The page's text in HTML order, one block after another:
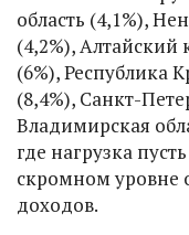
область (4,1%),
(4,2%),
(6%), Республика
(8,4%), Санкт-
Владимирская
где нагрузка
скромном уровне
доходов.